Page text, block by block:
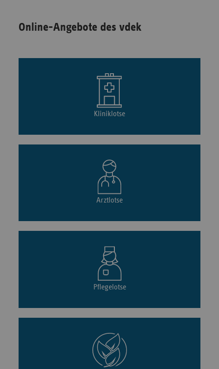
Online-Angebote des vdek
Kliniklotse
Arztlotse
Pflegelotse